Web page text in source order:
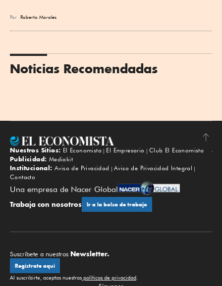
Por Roberto Morales
Noticias Recomendadas
Subir
Nuestros Sitios: El Economista El Empresario
Club El Economista
Publicidad: Mediakit
Institucional: Aviso de Privacidad
Aviso de Privacidad Integral
Contacto
Una empresa de Nacer Global
Trabaja con nosotros Ir a la bolsa de trabajo
Suscríbete a nuestros Newsletter.
Regístrate aquí
Al suscribirte, aceptas nuestras políticas de privacidad.